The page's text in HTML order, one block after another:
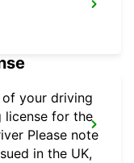
your driving
license for the
Please note
in the UK,